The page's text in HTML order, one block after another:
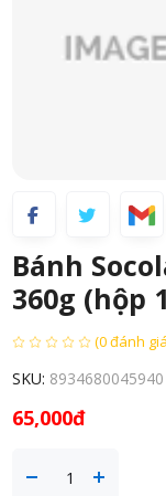
Bánh
360g (hộp
(0 đánh
SKU: 8934680045940
65,000đ